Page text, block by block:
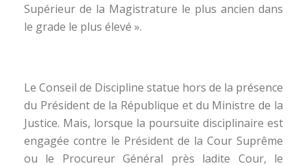
Supérieur de la Magistrature le plus ancien dans
le grade le plus élevé ».
Le Conseil de Discipline statue hors de la présence
du Président de la République et du Ministre de la
Justice. Mais, lorsque la poursuite disciplinaire est
engagée contre le Président de la Cour Suprême
ou le Procureur Général près ladite Cour, le